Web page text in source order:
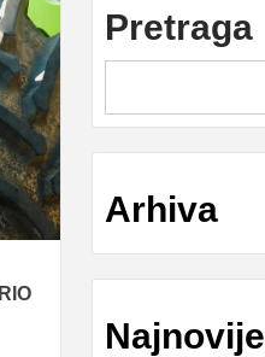
Pretraga
Arhiva
Najnovije